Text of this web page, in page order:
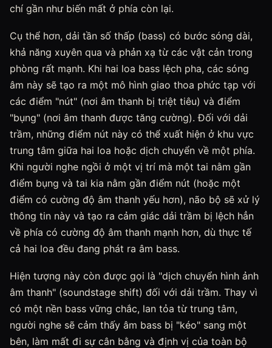
chí gần như biến mất ở phía còn lại.
Cụ thể hơn, dải tần số thấp (bass) có bước sóng dài,
khả năng xuyên qua và phản xạ từ các vật cản trong
phòng rất mạnh. Khi hai loa bass lệch pha, các sóng
âm này sẽ tạo ra một mô hình giao thoa phức tạp với
các điểm "nút" (nơi âm thanh bị triệt tiêu) và điểm
"bụng" (nơi âm thanh được tăng cường). Đối với dải
trầm, những điểm nút này có thể xuất hiện ở khu vực
trung tâm giữa hai loa hoặc dịch chuyển về một phía.
Khi người nghe ngồi ở một vị trí mà một tai nằm gần
điểm bụng và tai kia nằm gần điểm nút (hoặc một
điểm có cường độ âm thanh yếu hơn), não bộ sẽ xử lý
thông tin này và tạo ra cảm giác dải trầm bị lệch hẳn
về phía có cường độ âm thanh mạnh hơn, dù thực tế
cả hai loa đều đang phát ra âm bass.
Hiện tượng này còn được gọi là "dịch chuyển hình ảnh
âm thanh" (soundstage shift) đối với dải trầm. Thay vì
có một nền bass vững chắc, lan tỏa từ trung tâm,
người nghe sẽ cảm thấy âm bass bị "kéo" sang một
bên, làm mất đi sự cân bằng và định vị của toàn bộ